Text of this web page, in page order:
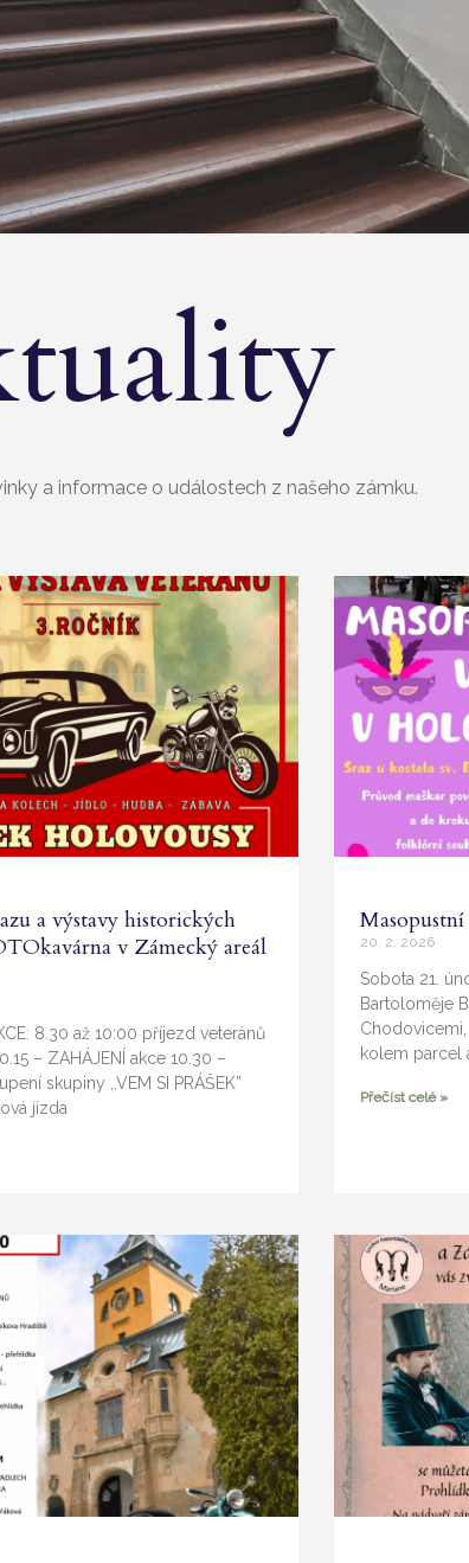
a informace o událostech z našeho zámku.
a výstavy historických
v Zámecký areál
8.30 až 10:00 příjezd veteránů
– ZAHÁJENÍ akce 10.30 –
skupiny ,,VEM SI PRÁŠEK”
jízda
20. 2. 2026
Sobota 21.
Bartoloměje
Chodovicemi,
kolem parcel
Přečíst celé »